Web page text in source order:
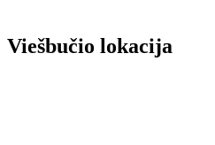
Viešbučio lokacija